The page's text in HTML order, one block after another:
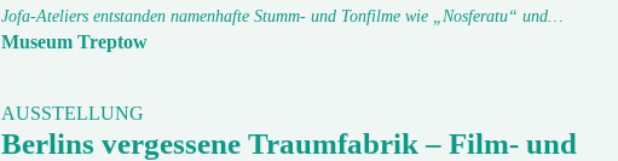
Jofa-Ateliers entstanden namenhafte Stumm- und Tonfilme wie „Nosferatu“ und…
Museum Treptow
AUSSTELLUNG
Berlins vergessene Traumfabrik – Film- und